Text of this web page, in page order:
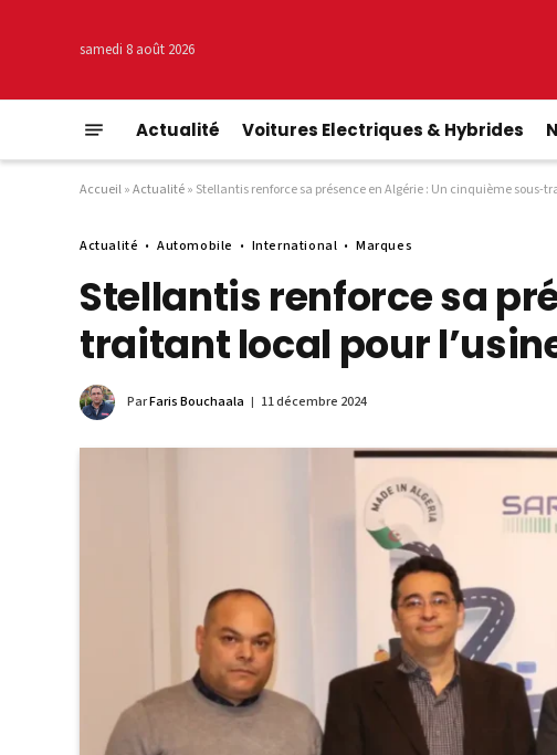
samedi 8 août 2026
Actualité Voitures Electriques & Hybrides
Accueil»Actualité» Stellantis renforce sa présence en Algérie : Un cinquième sous-
Actualité Automobile International Marques
Stellantis renforce sa
traitant local pour
ParFaris Bouchaala 11 décembre 2024